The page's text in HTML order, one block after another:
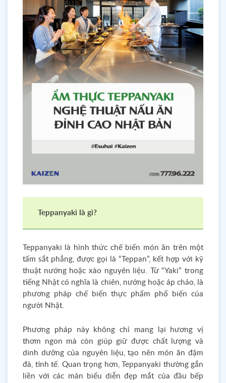
Teppanyaki là gì?
Teppanyaki là hình thức chế biến món ăn trên một
tấm sắt phẳng, được gọi là “Teppan”, kết hợp với kỹ
thuật nướng hoặc xào nguyên liệu. Từ “Yaki” trong
tiếng Nhật có nghĩa là chiên, nướng hoặc áp chảo, là
phương pháp chế biến thực phẩm phổ biến của
người Nhật.
Phương pháp này không chỉ mang lại hương vị
thơm ngon mà còn giúp giữ được chất lượng và
dinh dưỡng của nguyên liệu, tạo nên món ăn đậm
đà, tinh tế. Quan trọng hơn, Teppanyaki thường gắn
liền với các màn biểu diễn đẹp mắt của đầu bếp